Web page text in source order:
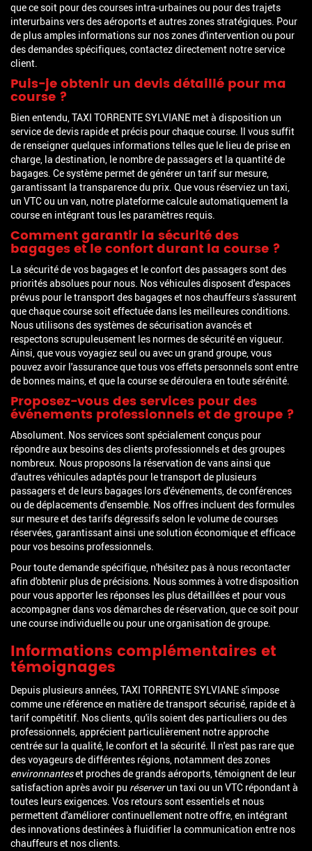
que ce soit pour des courses intra-urbaines ou pour des trajets
interurbains vers des aéroports et autres zones stratégiques. Pour
de plus amples informations sur nos zones d'intervention ou pour
des demandes spécifiques, contactez directement notre service
client.
Puis-je obtenir un devis détaillé pour ma
course ?
Bien entendu, TAXI TORRENTE SYLVIANE met à disposition un
service de devis rapide et précis pour chaque course. Il vous suffit
de renseigner quelques informations telles que le lieu de prise en
charge, la destination, le nombre de passagers et la quantité de
bagages. Ce système permet de générer un tarif sur mesure,
garantissant la transparence du prix. Que vous réserviez un taxi,
un VTC ou un van, notre plateforme calcule automatiquement la
course en intégrant tous les paramètres requis.
Comment garantir la sécurité des
bagages et le confort durant la course ?
La sécurité de vos bagages et le confort des passagers sont des
priorités absolues pour nous. Nos véhicules disposent d'espaces
prévus pour le transport des bagages et nos chauffeurs s'assurent
que chaque course soit effectuée dans les meilleures conditions.
Nous utilisons des systèmes de sécurisation avancés et
respectons scrupuleusement les normes de sécurité en vigueur.
Ainsi, que vous voyagiez seul ou avec un grand groupe, vous
pouvez avoir l'assurance que tous vos effets personnels sont entre
de bonnes mains, et que la course se déroulera en toute sérénité.
Proposez-vous des services pour des
événements professionnels et de groupe ?
Absolument. Nos services sont spécialement conçus pour
répondre aux besoins des clients professionnels et des groupes
nombreux. Nous proposons la réservation de vans ainsi que
d'autres véhicules adaptés pour le transport de plusieurs
passagers et de leurs bagages lors d'événements, de conférences
ou de déplacements d'ensemble. Nos offres incluent des formules
sur mesure et des tarifs dégressifs selon le volume de courses
réservées, garantissant ainsi une solution économique et efficace
pour vos besoins professionnels.
Pour toute demande spécifique, n'hésitez pas à nous recontacter
afin d'obtenir plus de précisions. Nous sommes à votre disposition
pour vous apporter les réponses les plus détaillées et pour vous
accompagner dans vos démarches de réservation, que ce soit pour
une course individuelle ou pour une organisation de groupe.
Informations complémentaires et
témoignages
Depuis plusieurs années, TAXI TORRENTE SYLVIANE s'impose
comme une référence en matière de transport sécurisé, rapide et à
tarif compétitif. Nos clients, qu'ils soient des particuliers ou des
professionnels, apprécient particulièrement notre approche
centrée sur la qualité, le confort et la sécurité. Il n'est pas rare que
des voyageurs de différentes régions, notamment des zones
environnanteset proches de grands aéroports, témoignent de leur
satisfaction après avoir pu réserverun taxi ou un VTC répondant à
toutes leurs exigences. Vos retours sont essentiels et nous
permettent d'améliorer continuellement notre offre, en intégrant
des innovations destinées à fluidifier la communication entre nos
chauffeurs et nos clients.